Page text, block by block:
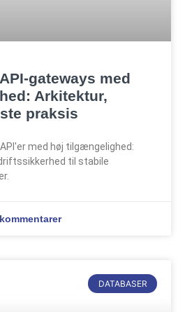
gateways med
Arkitektur,
praksis
med høj tilgængelighed:
til stabile
DATABASER